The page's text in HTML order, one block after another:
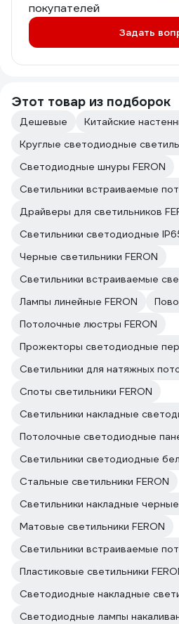
покупателей
Задать
Этот товар из подборок
Дешевые
Китайские
Круглые светодиодные
Светодиодные шнуры FERON
Драйверы для светильников
Светильники светодиодные
Черные светильники FERON
Лампы линейные FERON
Потолочные люстры FERON
Прожекторы светодиодные
Светильники для натяжных
Споты светильники FERON
Светильники накладные
Потолочные светодиодные
Светильники светодиодные
Стальные светильники FERON
Светильники накладные
Матовые светильники FERON
Светильники встраиваемые
Пластиковые светильники
Светодиодные накладные
Светодиодные лампы